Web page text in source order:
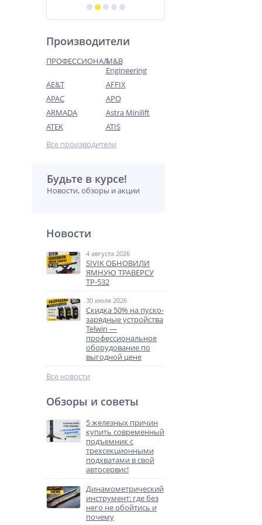
Производители
ПРОФЕССИОНАЛM&B
Engineering
AE&T
AFFIX
APAC
APO
ARMADA
Astra Minilift
ATEK
ATIS
Все производители
Будьте в курсе!
Новости, обзоры и акции
Новости
4 августа 2026
SIVIK ОБНОВИЛИ
ЯМНУЮ ТРАВЕРСУ
ТР-532
30 июля 2026
Скидка 50% на пуско-
зарядные устройства
Telwin —
профессиональное
оборудование по
выгодной цене
Все новости
Обзоры и советы
5 железных причин
купить современный
подъемник с
трехсекционными
подхватами в свой
автосервис!
Динамометрический
инструмент: где без
него не обойтись и
почему